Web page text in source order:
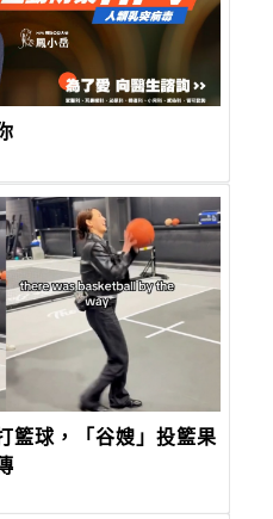
籃球，「谷嫂」投籃果